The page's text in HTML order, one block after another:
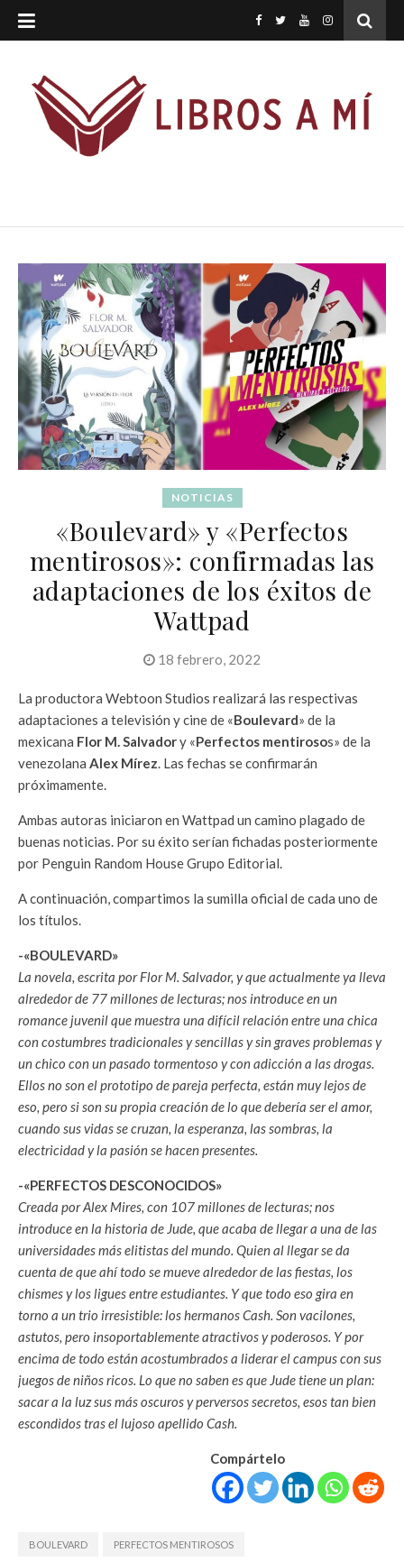
NOTICIAS
«Boulevard» y «Perfectos
mentirosos»: confirmadas las
adaptaciones de los éxitos de
Wattpad
18 febrero, 2022
La productora Webtoon Studios realizará las respectivas
adaptaciones a televisión y cine de «Boulevard» de la
mexicana Flor M. Salvadory «Perfectos mentirosos» de la
venezolana Alex Mírez. Las fechas se confirmarán
próximamente.
Ambas autoras iniciaron en Wattpad un camino plagado de
buenas noticias. Por su éxito serían fichadas posteriormente
por Penguin Random House Grupo Editorial.
A continuación, compartimos la sumilla oficial de cada uno de
los títulos.
-«BOULEVARD»
La novela, escrita por Flor M. Salvador, y que actualmente ya lleva
alrededor de 77 millones de lecturas; nos introduce en un
romance juvenil que muestra una difícil relación entre una chica
con costumbres tradicionales y sencillas y sin graves problemas y
un chico con un pasado tormentoso y con adicción a las drogas.
Ellos no son el prototipo de pareja perfecta, están muy lejos de
eso, pero si son su propia creación de lo que debería ser el amor,
cuando sus vidas se cruzan, la esperanza, las sombras, la
electricidad y la pasión se hacen presentes.
-«PERFECTOS DESCONOCIDOS»
Creada por Alex Mires, con 107 millones de lecturas; nos
introduce en la historia de Jude, que acaba de llegar a una de las
universidades más elitistas del mundo. Quien al llegar se da
cuenta de que ahí todo se mueve alrededor de las fiestas, los
chismes y los ligues entre estudiantes. Y que todo eso gira en
torno a un trio irresistible: los hermanos Cash. Son vacilones,
astutos, pero insoportablemente atractivos y poderosos. Y por
encima de todo están acostumbrados a liderar el campus con sus
juegos de niños ricos. Lo que no saben es que Jude tiene un plan:
sacar a la luz sus más oscuros y perversos secretos, esos tan bien
escondidos tras el lujoso apellido Cash.
Compártelo
BOULEVARD PERFECTOS MENTIROSOS